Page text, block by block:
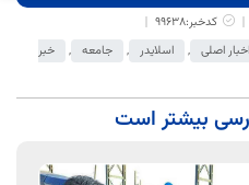
کدخبر:99638
اخبار اصلی , اسلایدر , جامعه ,
خبر
بیشتر است